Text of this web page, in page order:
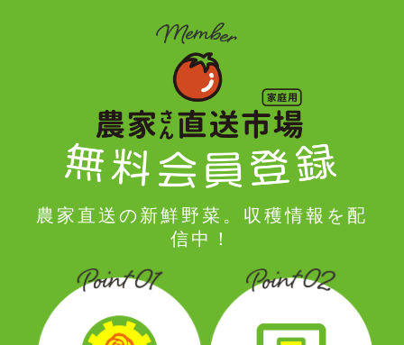
農家直送の新鮮野菜。収穫情報を配
信中！